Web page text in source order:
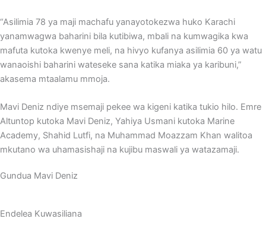
“Asilimia 78 ya maji machafu yanayotokezwa huko Karachi
yanamwagwa baharini bila kutibiwa, mbali na kumwagika kwa
mafuta kutoka kwenye meli, na hivyo kufanya asilimia 60 ya watu
wanaoishi baharini wateseke sana katika miaka ya karibuni,”
akasema mtaalamu mmoja.
Mavi Deniz ndiye msemaji pekee wa kigeni katika tukio hilo. Emre
Altuntop kutoka Mavi Deniz, Yahiya Usmani kutoka Marine
Academy, Shahid Lutfi, na Muhammad Moazzam Khan walitoa
mkutano wa uhamasishaji na kujibu maswali ya watazamaji.
Gundua Mavi Deniz
Endelea Kuwasiliana